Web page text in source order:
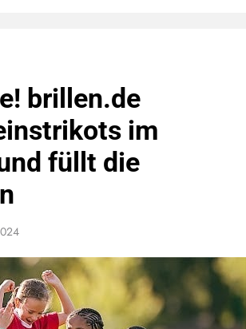
brillen.de
im
füllt die